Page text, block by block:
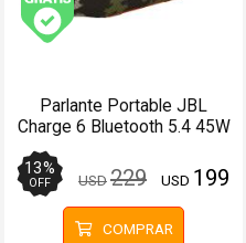
Envío gratis (Ver
Parlante Portable JBL
Charge 6 Bluetooth 5.4 45W
Camuflado
13%
OFF USD229 USD 199
COMPRAR